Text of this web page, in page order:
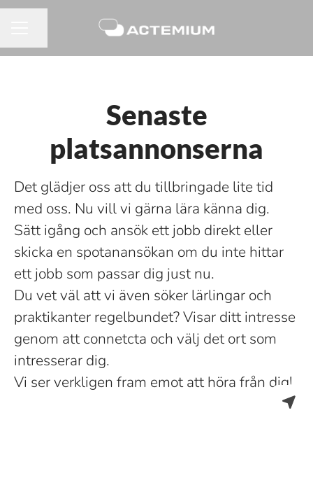
Senaste
platsannonserna
Det glädjer oss att du tillbringade lite tid
med oss. Nu vill vi gärna lära känna dig.
Sätt igång och ansök ett jobb direkt eller
skicka en spotanansökan om du inte hittar
ett jobb som passar dig just nu.
Du vet väl att vi även söker lärlingar och
praktikanter regelbundet? Visar ditt intresse
genom att connetcta och välj det ort som
intresserar dig.
Vi ser verkligen fram emot att höra från dig!